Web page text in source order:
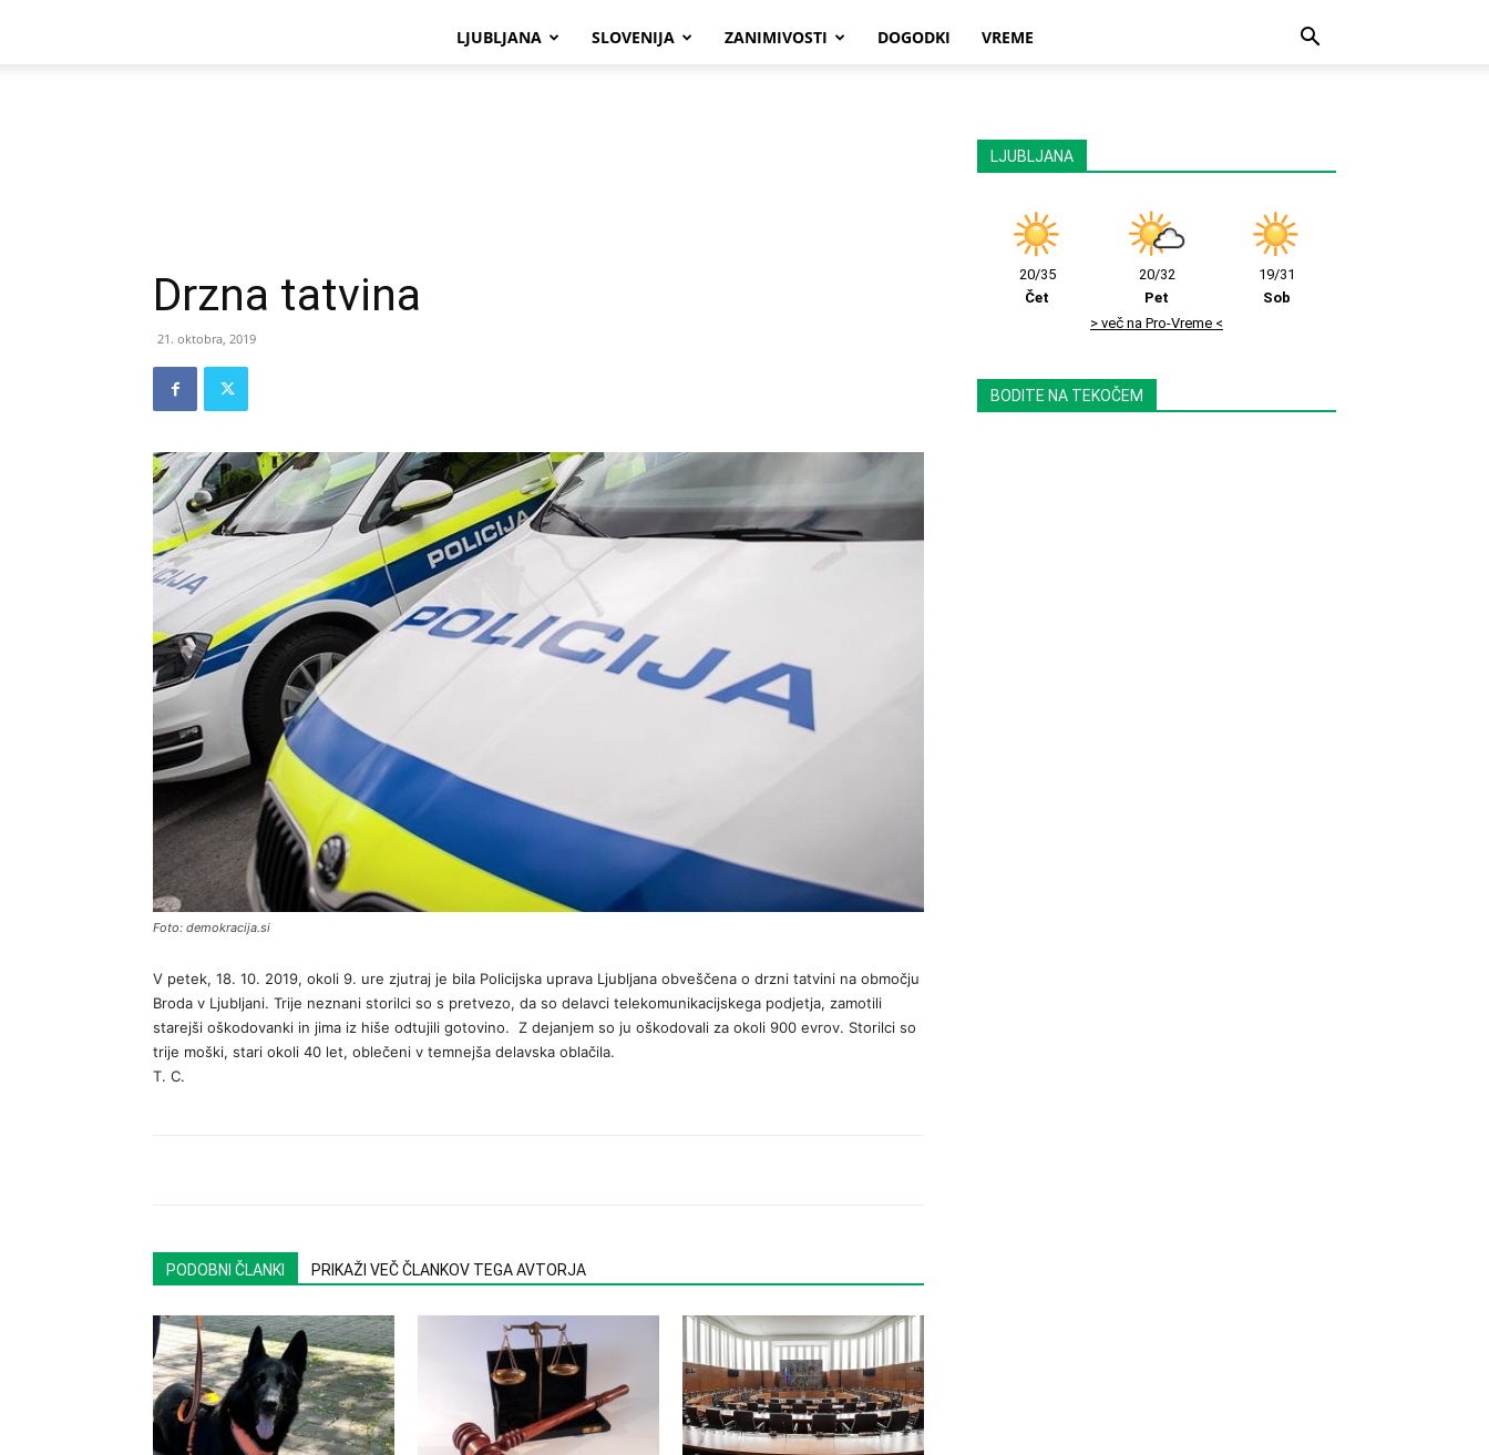
LJUBLJANA SLOVENIJA ZANIMIVOSTI DOGODKI VREME
Drzna tatvina
21. oktobra, 2019
Foto: demokracija.si
V petek, 18. 10. 2019, okoli 9. ure zjutraj je bila Policijska uprava Ljubljana obveščena o drzni tatvini na območju
Broda v Ljubljani. Trije neznani storilci so s pretvezo, da so delavci telekomunikacijskega podjetja, zamotili
starejši oškodovanki in jima iz hiše odtujili gotovino. Z dejanjem so ju oškodovali za okoli 900 evrov. Storilci so
trije moški, stari okoli 40 let, oblečeni v temnejša delavska oblačila.
T. C.
PODOBNI ČLANKI PRIKAŽI VEČ ČLANKOV TEGA AVTORJA
LJUBLJANA
20/35
Čet
20/32
Pet
19/31
Sob
> več na Pro-Vreme <
BODITE NA TEKOČEM